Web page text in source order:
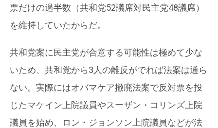
票だけの過半数（共和党52議席対民主党48議席）
を維持していたからだ。
共和党案に民主党が合意する可能性は極めて少な
いため、共和党から3人の離反がでれば法案は通ら
ない。実際にはオバマケア撤廃法案で反対票を投
じたマケイン上院議員やスーザン・コリンズ上院
議員を始め、ロン・ジョンソン上院議員などが法